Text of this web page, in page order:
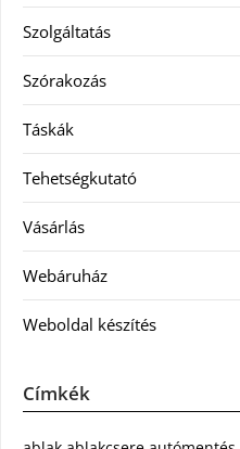
Szolgáltatás
Szórakozás
Táskák
Tehetségkutató
Vásárlás
Webáruház
Weboldal készítés
Címkék